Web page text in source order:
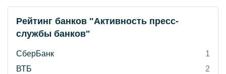
Рейтинг банков "Активность пресс-
службы банков"
СберБанк
1
ВТБ
2